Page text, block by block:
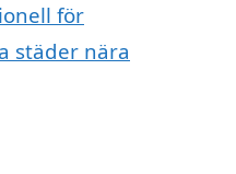
för
städer nära